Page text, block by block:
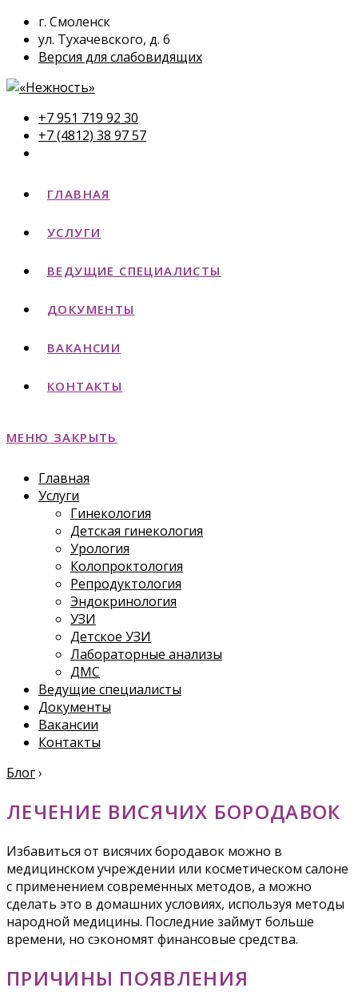
г. Смоленск
ул. Тухачевского, д. 6
Версия для слабовидящих
+7 951 719 92 30
+7 (4812) 38 97 57
ГЛАВНАЯ
УСЛУГИ
ВЕДУЩИЕ СПЕЦИАЛИСТЫ
ДОКУМЕНТЫ
ВАКАНСИИ
КОНТАКТЫ
МЕНЮ ЗАКРЫТЬ
Главная
Услуги
Гинекология
Детская гинекология
Урология
Колопроктология
Репродуктология
Эндокринология
УЗИ
Детское УЗИ
Лабораторные анализы
ДМС
Ведущие специалисты
Документы
Вакансии
Контакты
Блог›
ЛЕЧЕНИЕ ВИСЯЧИХ БОРОДАВОК
Избавиться от висячих бородавок можно в
медицинском учреждении или косметическом салоне
с применением современных методов, а можно
сделать это в домашних условиях, используя методы
народной медицины. Последние займут больше
времени, но сэкономят финансовые средства.
ПРИЧИНЫ ПОЯВЛЕНИЯ